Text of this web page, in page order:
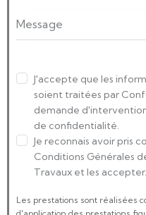
J'accepte que les
soient traitées par
demande
de confidentialité.
Je reconnais avoir pris
Conditions Générales
Travaux et les accepter.
Les prestations sont réalisées